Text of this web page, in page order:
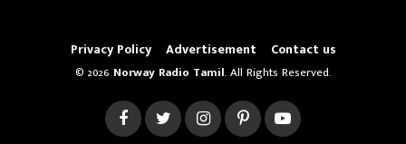
Privacy Policy Advertisement Contact us
© 2026 Norway Radio Tamil. All Rights Reserved.